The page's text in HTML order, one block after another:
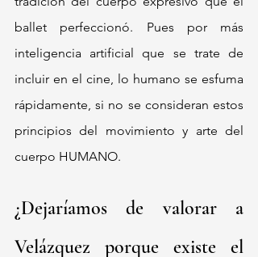
ballet perfeccionó. Pues por más
inteligencia artificial que se trate de
incluir en el cine, lo humano se esfuma
rápidamente, si no se consideran estos
principios del movimiento y arte del
cuerpo HUMANO.
¿Dejaríamos de valorar a
Velázquez porque existe el